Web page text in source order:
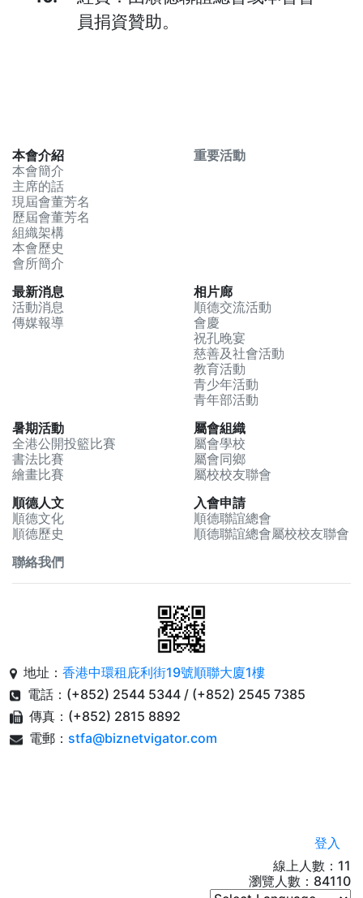
員捐資贊助。
本會介紹
本會簡介
主席的話
現屆會董芳名
歷屆會董芳名
組織架構
本會歷史
會所簡介
重要活動
最新消息
活動消息
傳媒報導
相片廊
順德交流活動
會慶
祝孔晚宴
慈善及社會活動
教育活動
青少年活動
青年部活動
暑期活動
全港公開投籃比賽
書法比賽
繪畫比賽
屬會組織
屬會學校
屬會同鄉
屬校校友聯會
順德人文
順德文化
順德歷史
入會申請
順德聯誼總會
順德聯誼總會屬校校友聯會
聯絡我們
地址： 香港中環租庇利街19號順聯大廈1樓
電話：(+852) 2544 5344 / (+852) 2545 7385
傳真：(+852) 2815 8892
電郵： stfa@biznetvigator.com
登入
線上人數：11
瀏覽人數： 84110